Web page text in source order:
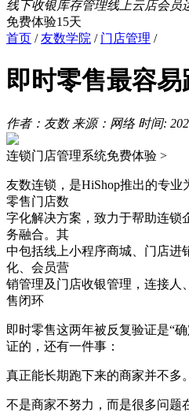
线下收银库存管理线上云店会员
免费体验15天
首页 /友数学院 / 门店管理 /
即时零售最容
作者：友数 来源：网络 时间:
连锁门店管理系统免费体验 >
友数连锁，是HiShop推出的专
零售门店数
字化解决方案，致力于帮助连锁
务融合。其
中包括线上小程序商城、门店进
化、会员营
销管理及门店收银管理，连接人
售闭环
即时零售这两年被反复验证是“
证的，还有一件事：
真正能长期跑下来的商家并不多。
不是商家不努力，而是很多问题